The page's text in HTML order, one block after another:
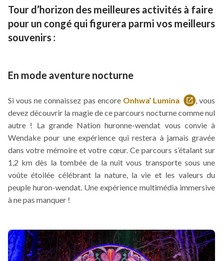
Tour d’horizon des meilleures activités à faire
pour un congé qui figurera parmi vos meilleurs
souvenirs :
En mode aventure nocturne
Si vous ne connaissez pas encore Onhwa’ Lumina
Ce
lien
s'ouvrira
dans
une
nouvelle
fenêtre
, vous
devez découvrir la magie de ce parcours nocturne comme nul
autre ! La grande Nation huronne-wendat vous convie à
Wendake pour une expérience qui restera à jamais gravée
dans votre mémoire et votre cœur. Ce parcours s’étalant sur
1,2 km dès la tombée de la nuit vous transporte sous une
voûte étoilée célébrant la nature, la vie et les valeurs du
peuple huron-wendat. Une expérience multimédia immersive
à ne pas manquer !